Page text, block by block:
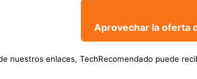
Aprovechar la oferta
nuestros enlaces, TechRecomendado puede